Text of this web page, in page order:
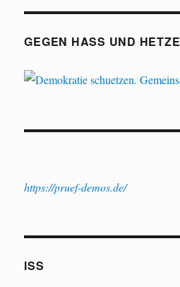
GEGEN HASS UND HETZE
https://pruef-demos.de/
ISS